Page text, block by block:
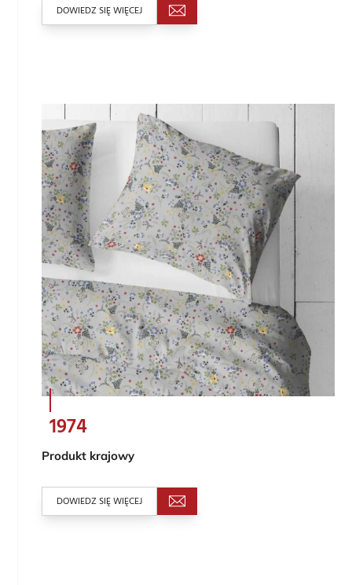
DOWIEDZ SIĘ WIĘCEJ
1974
Produkt krajowy
DOWIEDZ SIĘ WIĘCEJ